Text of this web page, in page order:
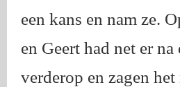
een kans en nam ze.
en Geert had net er
verderop en zagen